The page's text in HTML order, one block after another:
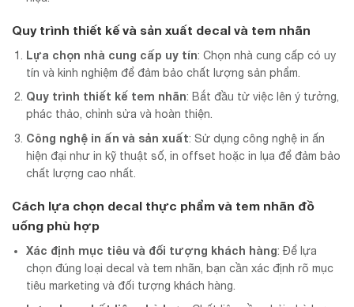
Quy trình thiết kế và sản xuất decal và tem nhãn
Lựa chọn nhà cung cấp uy tín: Chọn nhà cung cấp có uy
tín và kinh nghiệm để đảm bảo chất lượng sản phẩm.
Quy trình thiết kế tem nhãn: Bắt đầu từ việc lên ý tưởng,
phác thảo, chỉnh sửa và hoàn thiện.
Công nghệ in ấn và sản xuất: Sử dụng công nghệ in ấn
hiện đại như in kỹ thuật số, in offset hoặc in lụa để đảm bảo
chất lượng cao nhất.
Cách lựa chọn decal thực phẩm và tem nhãn đồ
uống phù hợp
Xác định mục tiêu và đối tượng khách hàng: Để lựa
chọn đúng loại decal và tem nhãn, bạn cần xác định rõ mục
tiêu marketing và đối tượng khách hàng.